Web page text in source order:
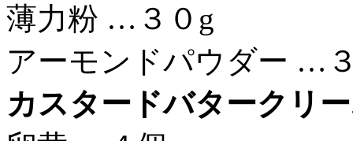
薄力粉 …３０g
アーモンドパウダー …
カスタードバタークリ